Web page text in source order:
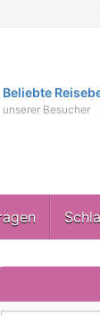
Beliebte
unserer Besucher